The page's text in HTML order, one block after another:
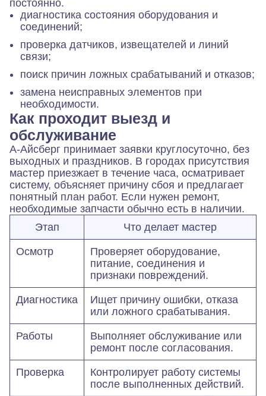
постоянно.
диагностика состояния оборудования и
соединений;
проверка датчиков, извещателей и линий
связи;
поиск причин ложных срабатываний и отказов;
замена неисправных элементов при
необходимости.
Как проходит выезд и
обслуживание
А-Айсберг принимает заявки круглосуточно, без
выходных и праздников. В городах присутствия
мастер приезжает в течение часа, осматривает
систему, объясняет причину сбоя и предлагает
понятный план работ. Если нужен ремонт,
необходимые запчасти обычно есть в наличии.
Этап
Что делает мастер
Осмотр
Проверяет оборудование,
питание, соединения и
признаки повреждений.
Диагностика
Ищет причину ошибки, отказа
или ложного срабатывания.
Работы
Выполняет обслуживание или
ремонт после согласования.
Проверка
Контролирует работу системы
после выполненных действий.